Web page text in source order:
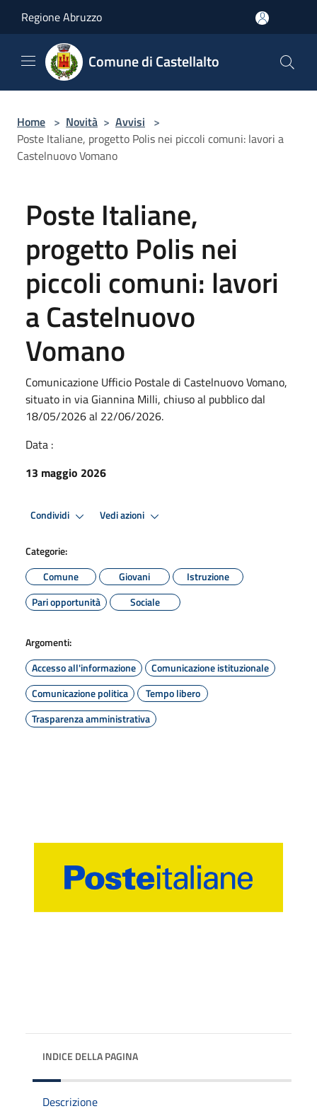
Regione Abruzzo
Comune di Castellalto
Home > Novità > Avvisi >
Poste Italiane, progetto Polis nei piccoli comuni: lavori a
Castelnuovo Vomano
Poste Italiane,
progetto Polis nei
piccoli comuni: lavori
a Castelnuovo
Vomano
Comunicazione Ufficio Postale di Castelnuovo Vomano,
situato in via Giannina Milli, chiuso al pubblico dal
18/05/2026 al 22/06/2026.
Data :
13 maggio 2026
Condividi Vedi azioni
Categorie:
Comune
Giovani
Istruzione
Pari opportunità
Sociale
Argomenti:
Accesso all'informazione
Comunicazione istituzionale
Comunicazione politica
Tempo libero
Trasparenza amministrativa
INDICE DELLA PAGINA
Descrizione